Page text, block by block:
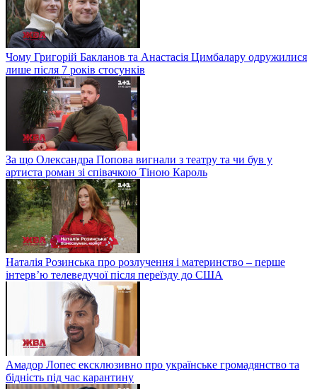
Чому Григорій Бакланов та Анастасія Цимбалару одружилися
лише після 7 років стосунків
За що Олександра Попова вигнали з театру та чи був у
артиста роман зі співачкою Тіною Кароль
Наталія Розинська про розлучення і материнство – перше
інтерв’ю телеведучої після переїзду до США
Амадор Лопес ексклюзивно про українське громадянство та
бідність під час карантину